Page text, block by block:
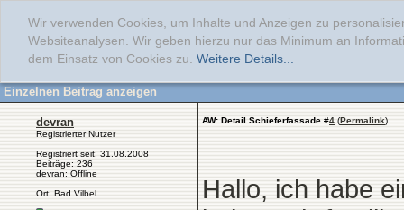
Wir verwenden Cookies, um Inhalte und Anzeigen zu
Websiteanalysen. Wir geben hierzu nur das Minimum an
dem Einsatz von Cookies zu. Weitere Details...
Einzelnen Beitrag anzeigen
devran
Registrierter Nutzer
Registriert seit: 31.08.2008
Beiträge: 236
devran: Offline
Ort: Bad Vilbel
AW: Detail Schieferfassade #4 (Permalink)
Hallo, ich habe